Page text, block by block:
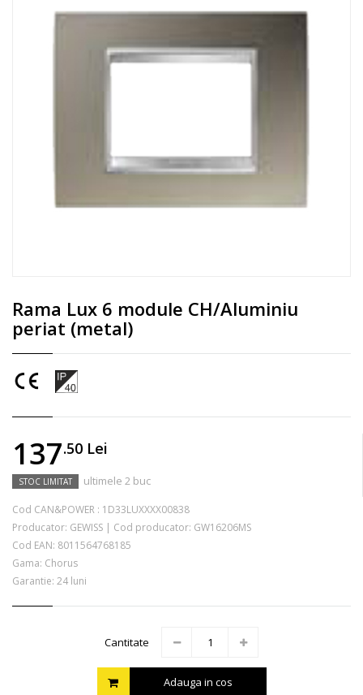
Rama Lux 6 module CH/Aluminiu
periat (metal)
137.50 Lei
STOC LIMITAT ultimele 2 buc
Cod CAN&POWER : 1D33LUXXXX00838
Producator: GEWISS | Cod producator: GW16206MS
Cod EAN: 8011564768185
Gama: Chorus
Garantie: 24 luni
Cantitate
Adauga in cos